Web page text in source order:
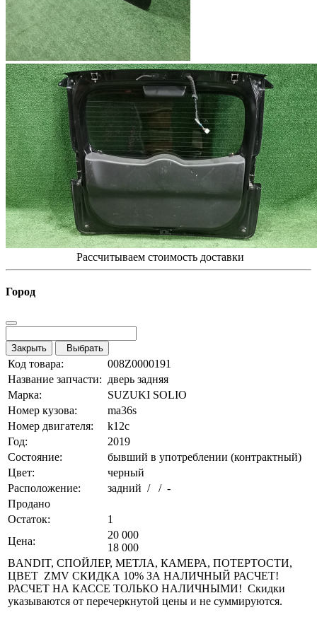
Рассчитываем стоимость доставки
Город
Закрыть Выбрать
Код товара:
008Z0000191
Название запчасти: дверь задняя
Марка:
SUZUKI SOLIO
Номер кузова:
ma36s
Номер двигателя:
k12c
Год:
2019
Состояние:
бывший в употреблении (контрактный)
Цвет:
черный
Расположение:
задний / / -
Продано
Остаток:
1
Цена:
20 000
18 000
BANDIT, СПОЙЛЕР, МЕТЛА, КАМЕРА, ПОТЕРТОСТИ,
ЦВЕТ ZMV СКИДКА 10% ЗА НАЛИЧНЫЙ РАСЧЕТ!
РАСЧЕТ НА КАССЕ ТОЛЬКО НАЛИЧНЫМИ! Скидки
указываются от перечеркнутой цены и не суммируются.